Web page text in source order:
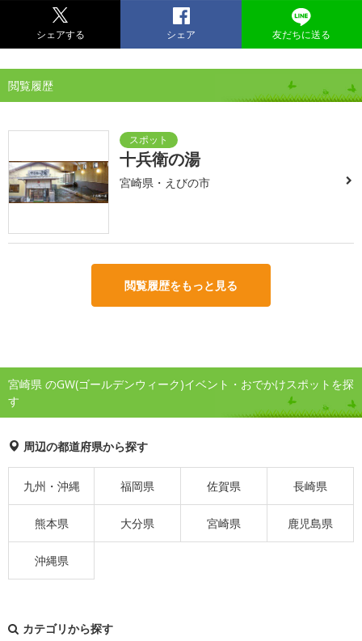
シェアする シェア 友だちに送る
閲覧履歴
十兵衛の湯
宮崎県・えびの市
閲覧履歴をもっと見る
宮崎県 のGW(ゴールデンウィーク)イベント・おでかけスポットを探
す
周辺の都道府県から探す
九州・沖縄 福岡県 佐賀県 長崎県
熊本県 大分県 宮崎県 鹿児島県
沖縄県
カテゴリから探す